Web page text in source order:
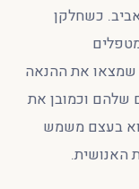
כשחלקן
שמצאו את ההנאה
שלהם וכמובן את
בעצם משמש
האנושית.